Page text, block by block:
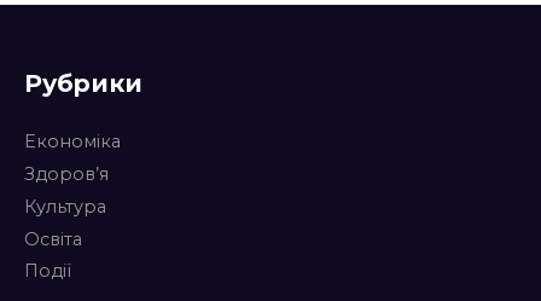
Рубрики
Економіка
Здоров’я
Культура
Освіта
Події